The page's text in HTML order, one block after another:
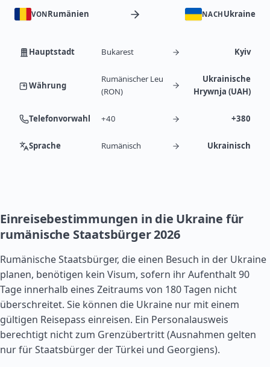
VONRumänien NACH Ukraine
Hauptstadt Bukarest Kyiv
Währung
Rumänischer Leu
(RON)
Ukrainische
Hrywnja (UAH)
Telefonvorwahl +40 +380
Sprache Rumänisch Ukrainisch
Einreisebestimmungen in die Ukraine für
rumänische Staatsbürger 2026
Rumänische Staatsbürger, die einen Besuch in der Ukraine
planen, benötigen kein Visum, sofern ihr Aufenthalt 90
Tage innerhalb eines Zeitraums von 180 Tagen nicht
überschreitet. Sie können die Ukraine nur mit einem
gültigen Reisepass einreisen. Ein Personalausweis
berechtigt nicht zum Grenzübertritt (Ausnahmen gelten
nur für Staatsbürger derTürkei und Georgiens).